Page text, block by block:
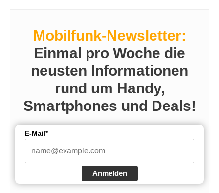
Mobilfunk-Newsletter:
Einmal pro Woche die
neusten Informationen
rund um Handy,
Smartphones und Deals!
E-Mail*
Anmelden